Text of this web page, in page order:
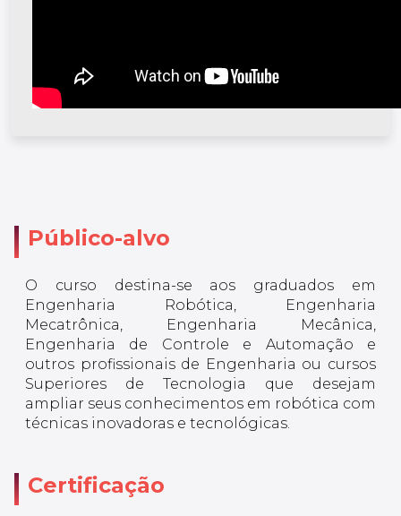
Público-alvo
O curso destina-se aos graduados em
Engenharia Robótica, Engenharia
Mecatrônica, Engenharia Mecânica,
Engenharia de Controle e Automação e
outros profissionais de Engenharia ou cursos
Superiores de Tecnologia que desejam
ampliar seus conhecimentos em robótica com
técnicas inovadoras e tecnológicas.
Certificação